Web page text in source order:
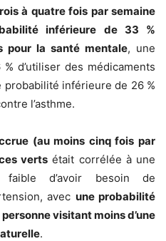
à quatre fois par semaine
inférieure de 33 %
pour la santé mentale, une
d’utiliser des médicaments
inférieure de 26 %
l’asthme.
(au moins cinq fois par
verts était corrélée à une
d’avoir besoin de
avec une probabilité
visitant moins d’une
.